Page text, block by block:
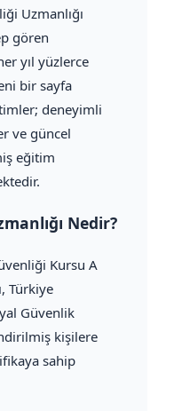
Uzmanlığı
gören
yıl yüzlerce
bir sayfa
deneyimli
ve güncel
eğitim
Nedir?
Kursu A
Türkiye
Güvenlik
kişilere
sahip